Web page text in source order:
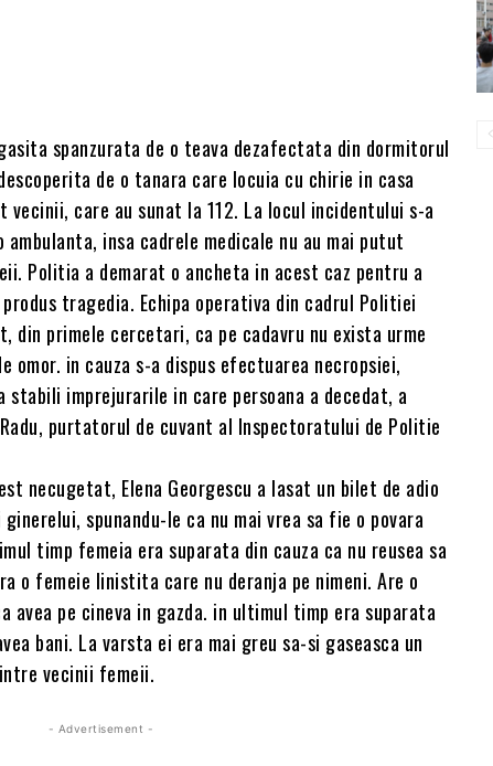
spanzurata de o teava dezafectata din dormitorul
de o tanara care locuia cu chirie in casa
care au sunat la 112. La locul incidentului s-a
insa cadrele medicale nu au mai putut
Politia a demarat o ancheta in acest caz pentru a
tragedia. Echipa operativa din cadrul Politiei
din primele cercetari, ca pe cadavru nu exista urme
omor. in cauza s-a dispus efectuarea necropsiei,
imprejurarile in care persoana a decedat, a
purtatorul de cuvant al Inspectoratului de Politie
necugetat, Elena Georgescu a lasat un bilet de adio
spunandu-le ca nu mai vrea sa fie o povara
timp femeia era suparata din cauza ca nu reusea sa
o femeie linistita care nu deranja pe nimeni. Are o
avea pe cineva in gazda. in ultimul timp era suparata
bani. La varsta ei era mai greu sa-si gaseasca un
vecinii femeii.
- Advertisement -